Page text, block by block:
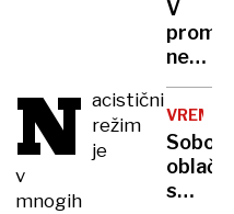
N acistični
režim
je
v
mnogih
pomoč
za
a
hrane
ni
dovolj
V
umrla
in
mlad
VREME
s